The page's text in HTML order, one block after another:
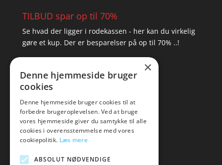
TILBUD spar op til 70%
Se hvad der ligger i rodekassen - her kan du virkelig
gøre et kup. Der er besparelser på op til 70% ..!
Tlf: 7876 8672
Mail: hej@amare.dk
×
Denne hjemmeside bruger
cookies
Denne hjemmeside bruger cookies til at
forbedre brugeroplevelsen. Ved at bruge
vores hjemmeside giver du samtykke til alle
cookies i overensstemmelse med vores
cookiepolitik. Læs mere
ABSOLUT NØDVENDIGE